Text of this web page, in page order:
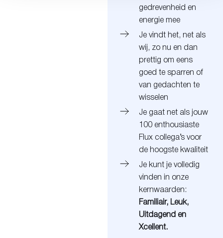
gedrevenheid en
energie mee
Je vindt het, net als
wij, zo nu en dan
prettig om eens
goed te sparren of
van gedachten te
wisselen
Je gaat net als jouw
100 enthousiaste
Flux collega’s voor
de hoogste kwaliteit
Je kunt je volledig
vinden in onze
kernwaarden:
Familiair, Leuk,
Uitdagend en
Xcellent.